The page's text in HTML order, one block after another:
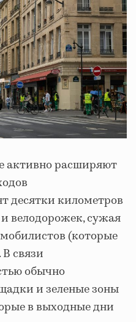
активно расширяют
десятки километров
велодорожек, сужая
(которые
связи
обычно
и зеленые зоны
в выходные дни